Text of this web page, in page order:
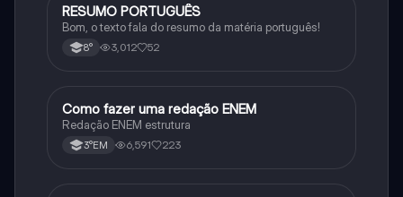
Português
RESUMO PORTUGUÊS
Bom, o texto fala do resumo da matéria português!
8° 3,012 52
Português
Como fazer uma redação ENEM
Redação ENEM estrutura
3°EM 6,591 223